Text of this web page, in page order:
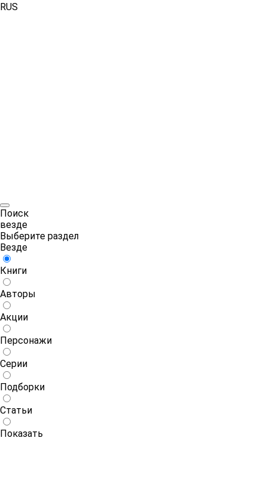
RUS
Поиск
везде
Выберите раздел
Везде
Книги
Авторы
Акции
Персонажи
Серии
Подборки
Статьи
Показать